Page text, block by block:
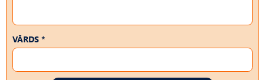
VĀRDS *